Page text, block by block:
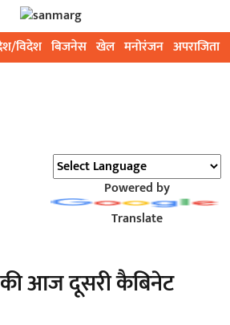
विदेश बिजनेस खेल मनोरंजन अपराजिता
Powered by
Translate
आज दूसरी कैबिनेट